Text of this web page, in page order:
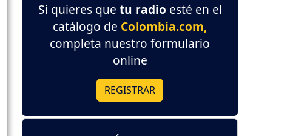
Si quieres que tu radio esté en el
catálogo de Colombia.com,
completa nuestro formulario
online
REGISTRAR